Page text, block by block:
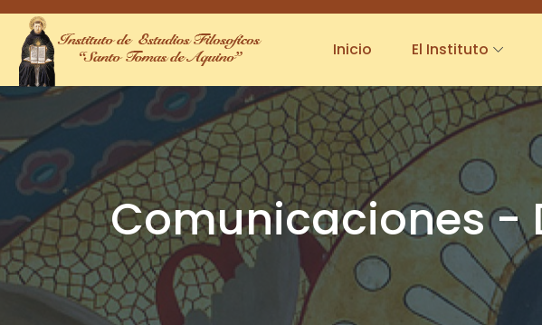
(123) 456-789-1230
Inicio El Instituto
Comunicaciones -